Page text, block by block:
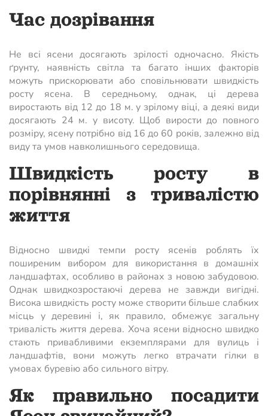
Час дозрівання
Не всі ясени досягають зрілості одночасно. Якість
ґрунту, наявність світла та багато інших факторів
можуть прискорювати або сповільнювати швидкість
росту ясена. В середньому, однак, ці дерева
виростають від 12 до 18 м. у зрілому віці, а деякі види
досягають 24 м. у висоту. Щоб вирости до повного
розміру, ясену потрібно від 16 до 60 років, залежно від
виду та умов навколишнього середовища.
Швидкість росту в
порівнянні з тривалістю
життя
Відносно швидкі темпи росту ясенів роблять їх
поширеним вибором для використання в домашніх
ландшафтах, особливо в районах з новою забудовою.
Однак швидкозростаючі дерева не завжди вигідні.
Висока швидкість росту може створити більше слабких
місць у деревині і, як правило, обмежує загальну
тривалість життя дерева. Хоча ясени відносно швидко
стають привабливими екземплярами для вулиць і
ландшафтів, вони можуть легко втрачати гілки в
умовах буревію або сильного вітру.
Як правильно посадити